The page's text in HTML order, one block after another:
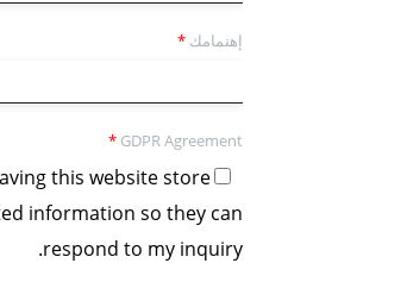
إهتمامك *
GDPR Agreement
*
this website store
information so they can
respond to my inquiry.